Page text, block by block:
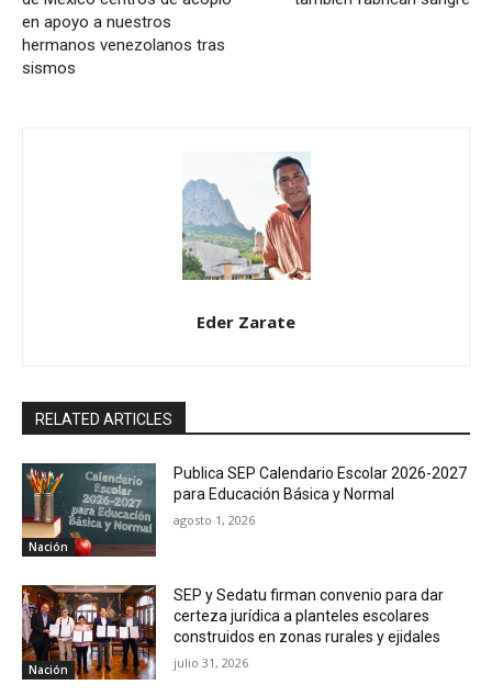
en apoyo a nuestros
hermanos venezolanos tras
sismos
Eder Zarate
RELATED ARTICLES
Nación
Publica SEP Calendario Escolar 2026-2027
para Educación Básica y Normal
agosto 1, 2026
Nación
SEP y Sedatu firman convenio para dar
certeza jurídica a planteles escolares
construidos en zonas rurales y ejidales
julio 31, 2026